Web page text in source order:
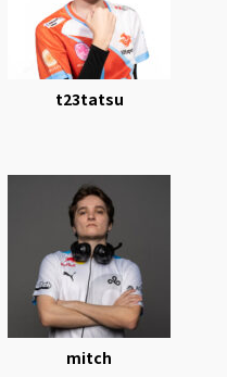
t23tatsu
mitch